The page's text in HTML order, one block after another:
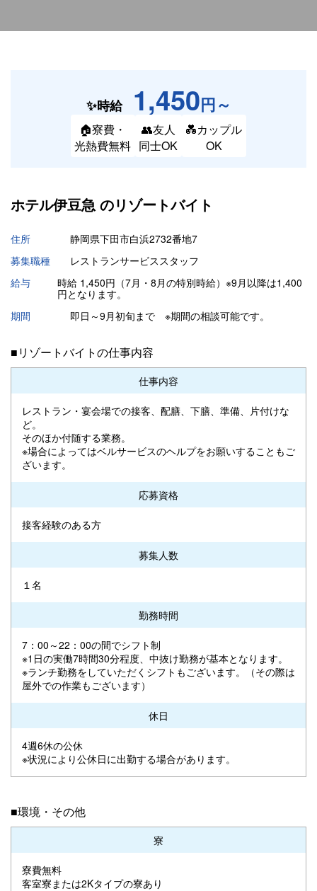
✨時給 1,450円～
🏠寮費・
光熱費無料
👥友人
同士OK
💑カップル
OK
ホテル伊豆急 のリゾートバイト
住所
静岡県下田市白浜2732番地7
募集職種
レストランサービススタッフ
給与
時給 1,450円（7月・8月の特別時給）※9月以降は1,400
円となります。
期間
即日～9月初旬まで ※期間の相談可能です。
■リゾートバイトの仕事内容
仕事内容
レストラン・宴会場での接客、配膳、下膳、準備、片付けな
ど。
そのほか付随する業務。
※場合によってはベルサービスのヘルプをお願いすることもご
ざいます。
応募資格
接客経験のある方
募集人数
１名
勤務時間
7：00～22：00の間でシフト制
※1日の実働7時間30分程度、中抜け勤務が基本となります。
※ランチ勤務をしていただくシフトもございます。（その際は
屋外での作業もございます）
休日
4週6休の公休
※状況により公休日に出勤する場合があります。
■環境・その他
寮
寮費無料
客室寮または2Kタイプの寮あり